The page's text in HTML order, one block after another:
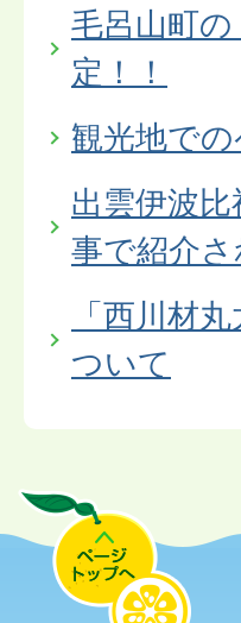
毛呂山町
定！！
観光地で
出雲伊波
事で紹介
「西川材
ついて